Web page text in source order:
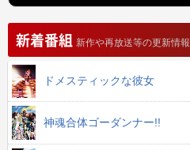
新着番組 新作や再放送等の更新情報
ドメスティックな彼女
神魂合体ゴーダンナー!!